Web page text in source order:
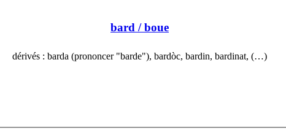
bard / boue
dérivés : barda (prononcer "barde"), bardòc, bardin, bardinat, (…)